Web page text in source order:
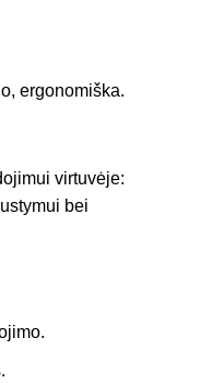
ergonomiška.
virtuvėje:
bei